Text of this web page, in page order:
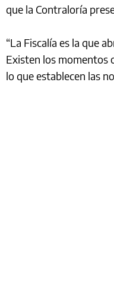
que la Contraloría
“La Fiscalía es la que
Existen los momentos
lo que establecen las